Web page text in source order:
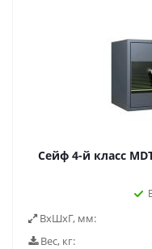
Сейф 4-й класс
ВxШxГ, мм:
Вес, кг: